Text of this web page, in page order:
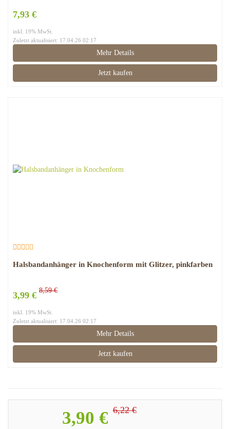
7,93 €
inkl. 19% MwSt.
Zuletzt aktualisiert: 17.04.26 02:17
Mehr Details
Jetzt kaufen
Halsbandanhänger in Knochenform mit Glitzer, pinkfarben
3,99 € 8,59 €
inkl. 19% MwSt.
Zuletzt aktualisiert: 17.04.26 02:17
Mehr Details
Jetzt kaufen
3,90 € 6,22 €